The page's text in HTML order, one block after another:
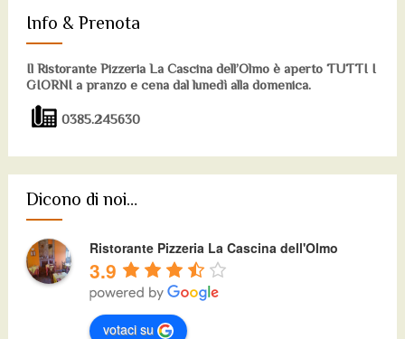
Info & Prenota
Il Ristorante Pizzeria La Cascina dell’Olmo è aperto TUTTI I
GIORNI a pranzo e cena dal lunedì alla domenica.
0385.245630
Dicono di noi…
Ristorante Pizzeria La Cascina dell'Olmo
3.9
votaci su